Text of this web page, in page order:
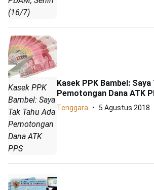
(16/7)
Kasek PPK
Bambel: Saya
Tak Tahu Ada
Pemotongan
Dana ATK
PPS
Kasek PPK Bambel:
Pemotongan Dana ATK
Tenggara 5 Agustus 2018